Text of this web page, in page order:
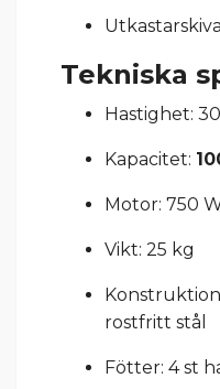
Utkastarskiva
Tekniska
Hastighet:
Kapacitet:
Motor: 750
Vikt: 25 kg
rostfritt stål
Fötter: 4 st